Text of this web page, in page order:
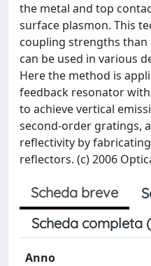
the metal and top
surface plasmon. This
coupling strengths
can be used in various
Here the method is
feedback resonator
to achieve vertical
second-order gratings,
reflectivity by
reflectors. (c) 2006
Scheda breve
Scheda completa
Anno